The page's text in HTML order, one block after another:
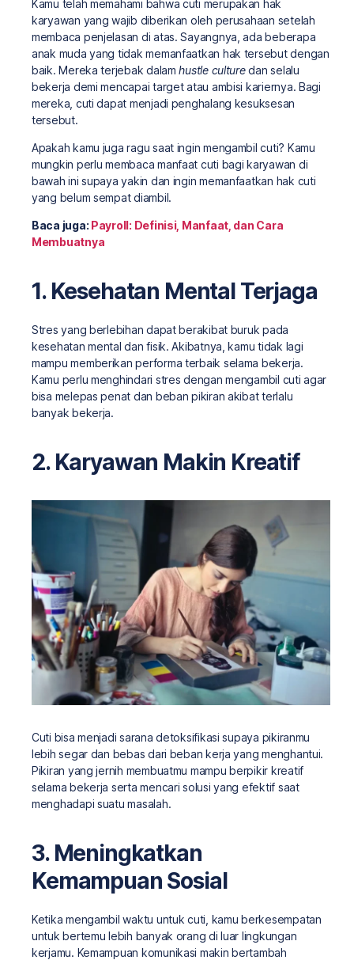
Kamu telah memahami bahwa cuti merupakan hak
karyawan yang wajib diberikan oleh perusahaan setelah
membaca penjelasan di atas. Sayangnya, ada beberapa
anak muda yang tidak memanfaatkan hak tersebut dengan
baik. Mereka terjebak dalamhustle culturedan selalu
bekerja demi mencapai target atau ambisi kariernya. Bagi
mereka, cuti dapat menjadi penghalang kesuksesan
tersebut.
Apakah kamu juga ragu saat ingin mengambil cuti? Kamu
mungkin perlu membaca manfaat cuti bagi karyawan di
bawah ini supaya yakin dan ingin memanfaatkan hak cuti
yang belum sempat diambil.
Baca juga: Payroll: Definisi, Manfaat, dan Cara
Membuatnya
1. Kesehatan Mental Terjaga
Stres yang berlebihan dapat berakibat buruk pada
kesehatan mental dan fisik. Akibatnya, kamu tidak lagi
mampu memberikan performa terbaik selama bekerja.
Kamu perlu menghindari stres dengan mengambil cuti agar
bisa melepas penat dan beban pikiran akibat terlalu
banyak bekerja.
2. Karyawan Makin Kreatif
Cuti bisa menjadi sarana detoksifikasi supaya pikiranmu
lebih segar dan bebas dari beban kerja yang menghantui.
Pikiran yang jernih membuatmu mampu berpikir kreatif
selama bekerja serta mencari solusi yang efektif saat
menghadapi suatu masalah.
3. Meningkatkan
Kemampuan Sosial
Ketika mengambil waktu untuk cuti, kamu berkesempatan
untuk bertemu lebih banyak orang di luar lingkungan
kerjamu. Kemampuan komunikasi makin bertambah